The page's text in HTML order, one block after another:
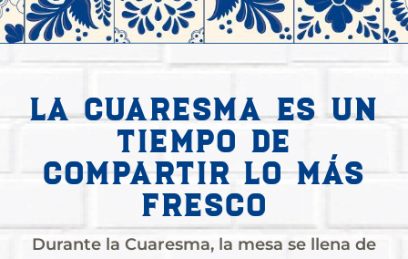
Un
tiempo
de
sabores
únicos
La Cuaresma es un
tiempo de
compartir lo más
fresco
Durante la Cuaresma, la mesa se llena de